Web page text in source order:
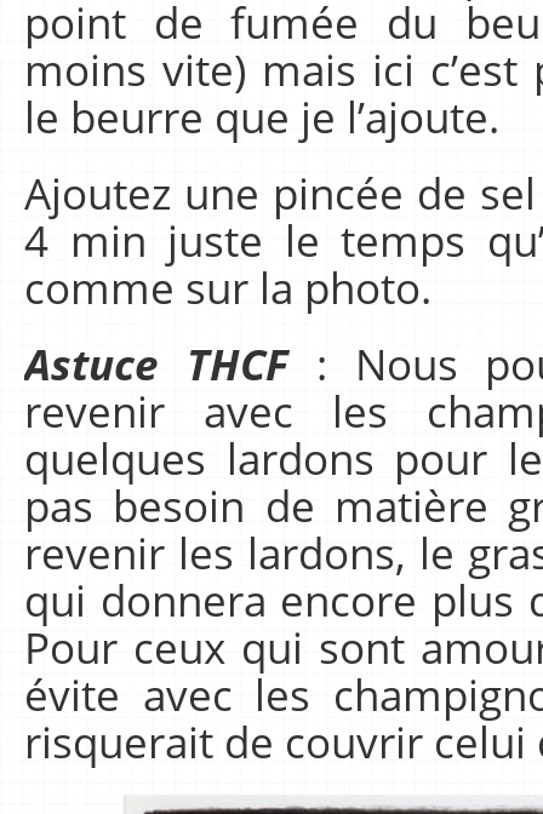
point de fumée du
moins vite) mais ici
le beurre que je l’ajoute.
Ajoutez une pincée de
4 min juste le temps
comme sur la photo.
Astuce THCF: Nous
revenir avec les
quelques lardons pour
pas besoin de matière
revenir les lardons, le
qui donnera encore plus
Pour ceux qui sont
évite avec les
risquerait de couvrir celui